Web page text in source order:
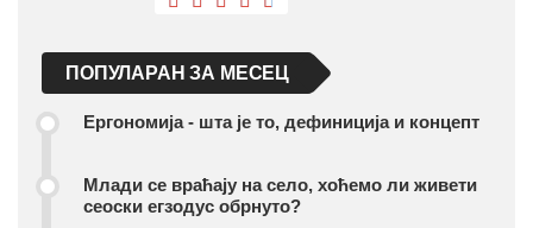
ПОПУЛАРАН ЗА МЕСЕЦ
Ергономија - шта је то, дефиниција и концепт
Млади се враћају на село, хоћемо ли живети
сеоски егзодус обрнуто?